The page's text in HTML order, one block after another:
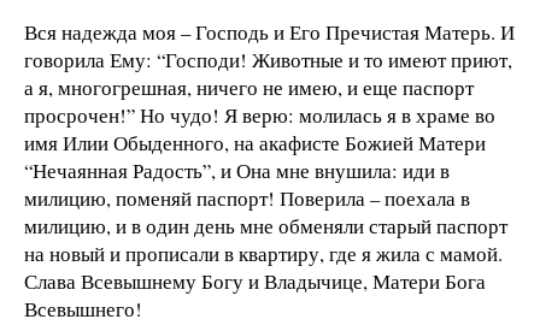
Вся надежда моя – Господь и Его Пречистая Матерь. И
говорила Ему: “Господи! Животные и то имеют приют,
а я, многогрешная, ничего не имею, и еще паспорт
просрочен!” Но чудо! Я верю: молилась я в храме во
имя Илии Обыденного, на акафисте Божией Матери
“Нечаянная Радость”, и Она мне внушила: иди в
милицию, поменяй паспорт! Поверила – поехала в
милицию, и в один день мне обменяли старый паспорт
на новый и прописали в квартиру, где я жила с мамой.
Слава Всевышнему Богу и Владычице, Матери Бога
Всевышнего!